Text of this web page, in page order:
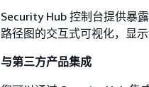
Security Hub 控制台提供暴
路径图的交互式可视化，显
与第三方产品集成